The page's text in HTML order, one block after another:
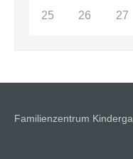
25 26 27
Familienzentrum